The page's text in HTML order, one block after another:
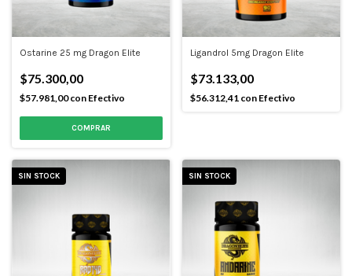
Ostarine 25 mg Dragon Elite
$75.300,00
$57.981,00con Efectivo
Ligandrol 5mg Dragon Elite
$73.133,00
$56.312,41 con Efectivo
SIN STOCK SIN STOCK